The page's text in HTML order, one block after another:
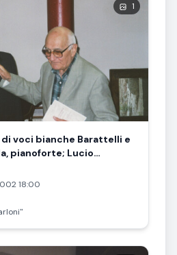
1
voci bianche Barattelli e
pianoforte; Lucio
18:00